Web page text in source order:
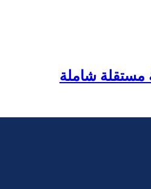
مستقلة شاملة